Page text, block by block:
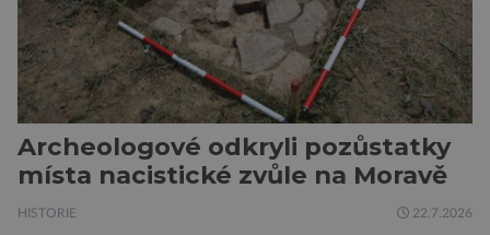
Archeologové odkryli pozůstatky
místa nacistické zvůle na Moravě
HISTORIE 22.7.2026